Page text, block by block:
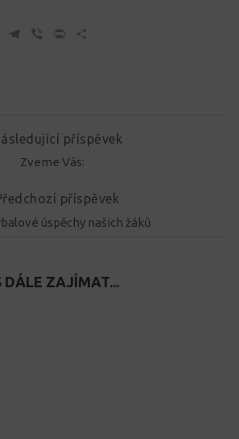
Email Telegram
Viber Print
příspěvek
Zveme Vás:
příspěvek
úspěchy našich žáků
DÁLE ZAJÍMAT...